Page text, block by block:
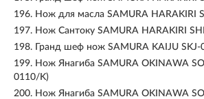
196. Нож для масла SAMURA HARAKIRI
197. Нож Сантоку SAMURA HARAKIRI
198.
Гранд шеф нож SAMURA KAIJU SKJ-
199. Нож Янагиба SAMURA OKINAWA
0110/K)
200. Нож Янагиба SAMURA OKINAWA